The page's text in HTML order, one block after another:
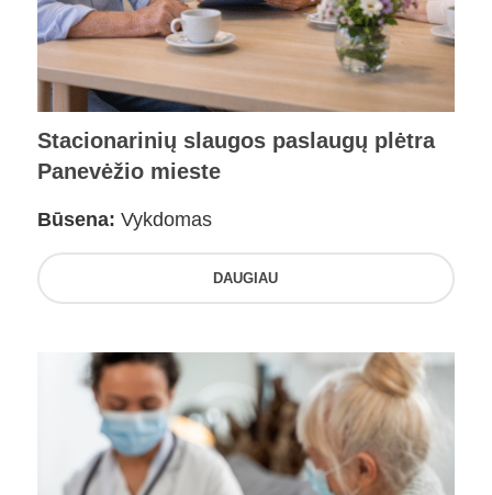
Stacionarinių slaugos paslaugų plėtra
Panevėžio mieste
Būsena: Vykdomas
DAUGIAU